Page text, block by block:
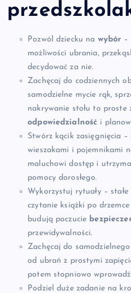
Pozwól dziecku na wybór –
możliwości ubrania,
decydować za nie.
Zachęcaj do codziennych
samodzielne mycie rąk,
nakrywanie stołu to proste
odpowiedzialność i
Stwórz kącik zasięgnięcia –
wieszakami i pojemnikami
maluchowi dostęp i
pomocy dorosłego.
Wykorzystuj rytuały –
czytanie książki po
budują poczucie
przewidywalności.
Zachęcaj do
od ubrań z prostymi
potem stopniowo
Podziel duże zadanie na